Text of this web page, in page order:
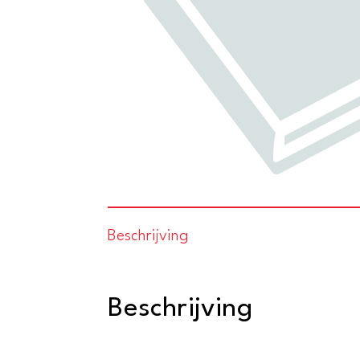
Beschrijving
Beschrijving